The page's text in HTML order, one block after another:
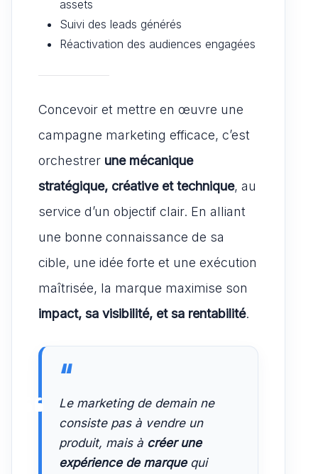
assets
Suivi des leads générés
Réactivation des audiences engagées
Concevoir et mettre en œuvre une
campagne marketing efficace, c’est
orchestrer une mécanique
stratégique, créative et technique, au
service d’un objectif clair. En alliant
une bonne connaissance de sa
cible, une idée forte et une exécution
maîtrisée, la marque maximise son
impact, sa visibilité, et sa rentabilité.
Le marketing de demain ne
consiste pas à vendre un
produit, mais à créer une
expérience de marquequi